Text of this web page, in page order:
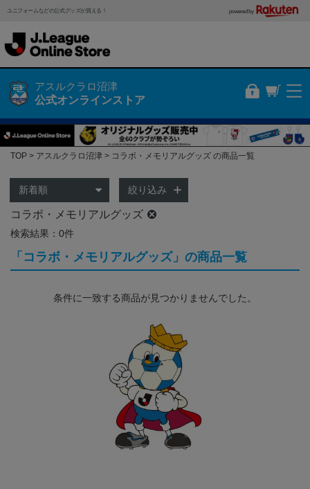
ユニフォームなどの公式グッズが買える！ powered by
アスルクラロ沼津
公式オンラインストア
TOP アスルクラロ沼津 コラボ・メモリアルグッズ の商品一覧
絞り込み
コラボ・メモリアルグッズ
検索結果：0件
「コラボ・メモリアルグッズ」の商品一覧
条件に一致する商品が見つかりませんでした。